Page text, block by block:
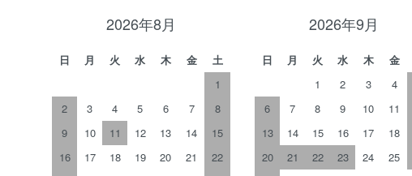
2026年8月
日 月 火 水 木 金
土
1
2
3 4 5 6 7
8
9
10 11 12 13 14
15
16
17 18 19 20 21
22
2026年9月
日 月 火 水 木 金
1
2 3 4
6
7 8 9 10 11
13
14 15 16 17 18
20
21 22 23 24 25